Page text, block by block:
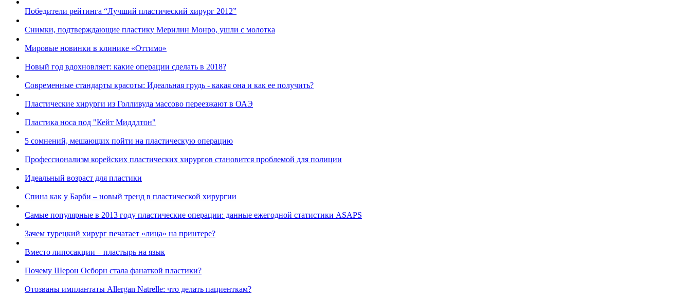
Победители рейтинга “Лучший пластический хирург 2012”
Снимки, подтверждающие пластику Мерилин Монро, ушли с молотка
Мировые новинки в клинике «Оттимо»
Новый год вдохновляет: какие операции сделать в 2018?
Современные стандарты красоты: Идеальная грудь - какая она и как ее получить?
Пластические хирурги из Голливуда массово переезжают в ОАЭ
Пластика носа под "Кейт Миддлтон"
5 сомнений, мешающих пойти на пластическую операцию
Профессионализм корейских пластических хирургов становится проблемой для полиции
Идеальный возраст для пластики
Спина как у Барби – новый тренд в пластической хирургии
Самые популярные в 2013 году пластические операции: данные ежегодной статистики ASAPS
Зачем турецкий хирург печатает «лица» на принтере?
Вместо липосакции – пластырь на язык
Почему Шерон Осборн стала фанаткой пластики?
Отозваны имплантаты Allergan Natrelle: что делать пациенткам?